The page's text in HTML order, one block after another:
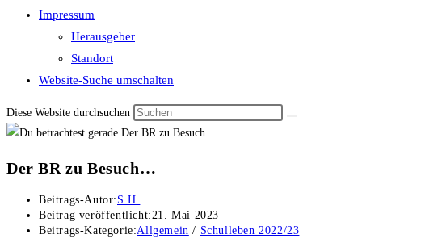
Impressum
Herausgeber
Standort
Website-Suche umschalten
Diese Website durchsuchen
Der BR zu Besuch…
Beitrags-Autor: S.H.
Beitrag veröffentlicht:21. Mai 2023
Beitrags-Kategorie:Allgemein / Schulleben 2022/23